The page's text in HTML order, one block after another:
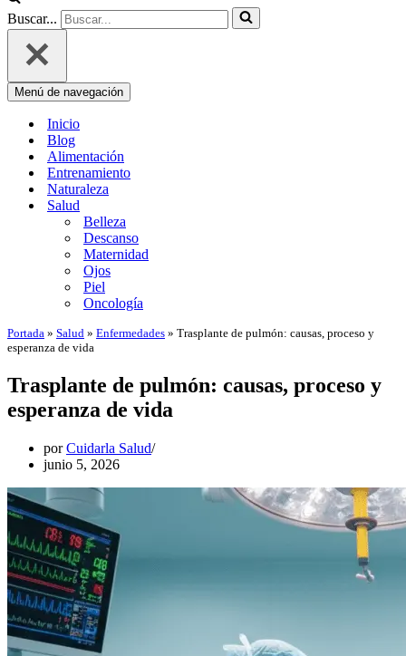
Buscar...
Menú de navegación
Inicio
Blog
Alimentación
Entrenamiento
Naturaleza
Salud
Belleza
Descanso
Maternidad
Ojos
Piel
Oncología
Portada » Salud » Enfermedades » Trasplante de pulmón: causas, proceso y
esperanza de vida
Trasplante de pulmón: causas, proceso y
esperanza de vida
porCuidarla Salud
junio 5, 2026